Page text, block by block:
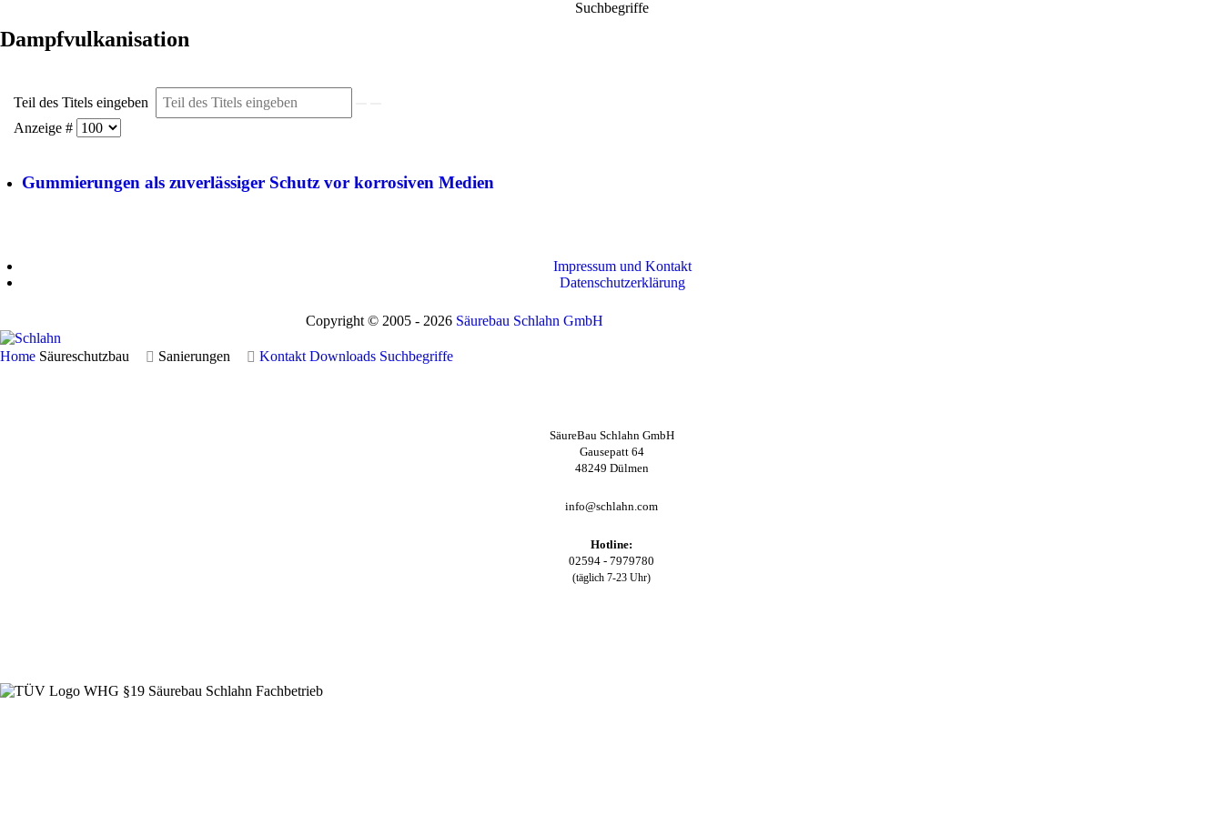
Suchbegriffe
Dampfvulkanisation
Teil des Titels eingeben
Anzeige #
Gummierungen als zuverlässiger Schutz vor korrosiven Medien
Impressum und Kontakt
Datenschutzerklärung
Copyright © 2005 - 2026 Säurebau Schlahn GmbH
Home Säureschutzbau Sanierungen Kontakt Downloads Suchbegriffe
SäureBau Schlahn GmbH
Gausepatt 64
48249 Dülmen
info@schlahn.com
Hotline:
02594 - 7979780
(täglich 7-23 Uhr)